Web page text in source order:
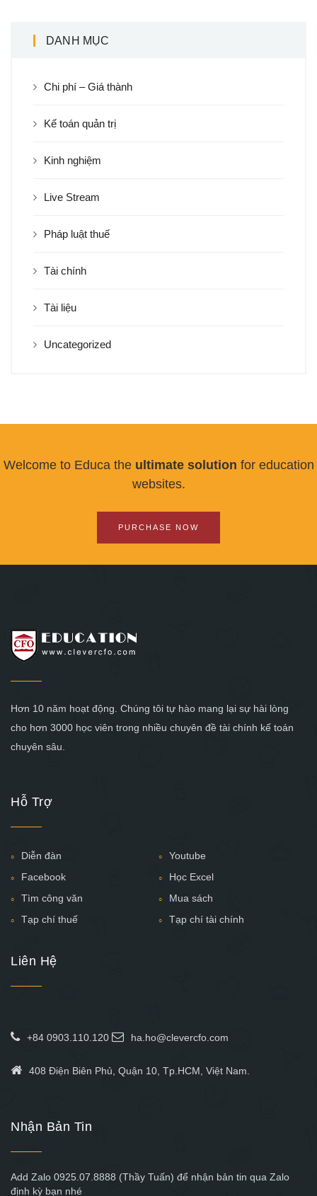
DANH MỤC
Chi phí – Giá thành
Kế toán quản trị
Kinh nghiệm
Live Stream
Pháp luật thuế
Tài chính
Tài liệu
Uncategorized
Welcome to Educa the ultimate solution for education
websites.
PURCHASE NOW
Hơn 10 năm hoạt động. Chúng tôi tự hào mang lại sự hài lòng
cho hơn 3000 học viên trong nhiều chuyên đề tài chính kế toán
chuyên sâu.
Hỗ Trợ
Diễn đàn
Youtube
Facebook
Học Excel
Tìm công văn
Mua sách
Tạp chí thuế
Tạp chí tài chính
Liên Hệ
+84 0903.110.120 ha.ho@clevercfo.com
408 Điện Biên Phủ, Quận 10, Tp.HCM, Việt Nam.
Nhận Bản Tin
Add Zalo 0925.07.8888 (Thầy Tuấn) để nhận bản tin qua Zalo
định kỳ bạn nhé